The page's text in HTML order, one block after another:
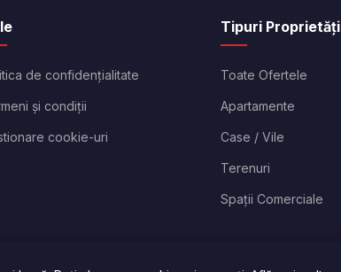
de confidențialitate
și condiții
cookie-uri
Tipuri Proprietăți
Toate Ofertele
Apartamente
Case / Vile
Terenuri
Spații Comerciale